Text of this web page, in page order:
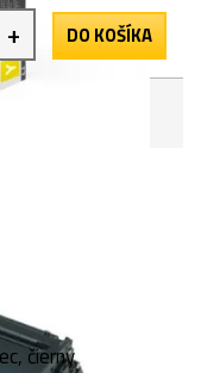
+ DO KOŠÍKA
čierny